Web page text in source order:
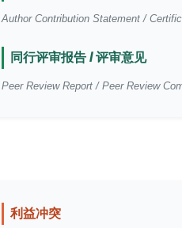
Author Contribution Statement /
同行评审报告 / 评审意见
Peer Review Report / Peer Review
利益冲突